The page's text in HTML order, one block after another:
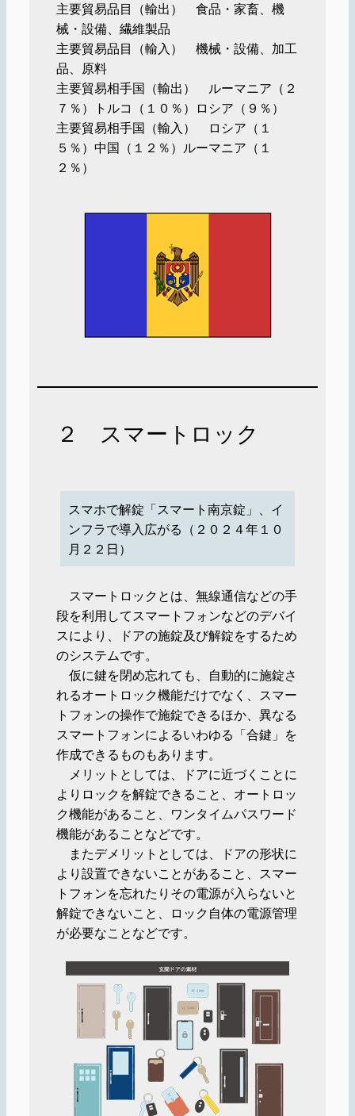
主要貿易品目（輸出） 食品・家畜、機
械・設備、繊維製品
主要貿易品目（輸入） 機械・設備、加工
品、原料
主要貿易相手国（輸出） ルーマニア（２
７％）トルコ（１０％）ロシア（９％）
主要貿易相手国（輸入） ロシア（１
５％）中国（１２％）ルーマニア（１
２％）
２ スマートロック
スマホで解錠「スマート南京錠」、イ
ンフラで導入広がる（２０２４年１０
月２２日）
スマートロックとは、無線通信などの手
段を利用してスマートフォンなどのデバイ
スにより、ドアの施錠及び解錠をするため
のシステムです。
仮に鍵を閉め忘れても、自動的に施錠さ
れるオートロック機能だけでなく、スマー
トフォンの操作で施錠できるほか、異なる
スマートフォンによるいわゆる「合鍵」を
作成できるものもあります。
メリットとしては、ドアに近づくことに
よりロックを解錠できること、オートロッ
ク機能があること、ワンタイムパスワード
機能があることなどです。
またデメリットとしては、ドアの形状に
より設置できないことがあること、スマー
トフォンを忘れたりその電源が入らないと
解錠できないこと、ロック自体の電源管理
が必要なことなどです。